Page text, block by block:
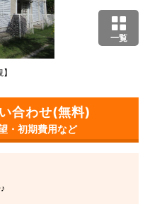
一覧
・初期費用など